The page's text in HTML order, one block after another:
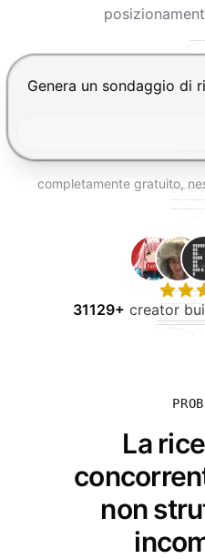
PROVA GRATIS
Premi Invio per inviare,
completamente gratuito,
31129+ creator
La
non